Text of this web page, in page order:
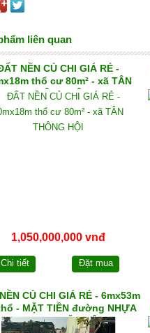
liên quan
NỀN CỦ CHI GIÁ RẺ -
thổ cư 80m² - xã TÂN
THÔNG HỘI
1,050,000,000 vnđ
Chi tiết Đặt mua
CỦ CHI GIÁ RẺ - 6mx53m
- MẶT TIỀN đường NHỰA
xã PHẠM VĂN CỘI